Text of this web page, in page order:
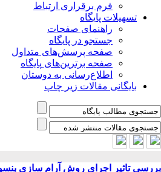
فرم برقراری ارتباط
تسهیلات پایگاه
راهنمای صفحات
جستجو در پایگاه
صفحه پرسش‌های متداول
صفحه برترین‌های پایگاه
اطلاع‌رسانی به دوستان
بایگانی مقالات زیر چاپ
بررسی تاثیر اجرای روش آرام سازی